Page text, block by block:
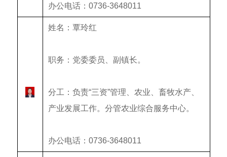
办公电话：0736-3648011
姓名：覃玲红
职务：党委委员、副镇长。
分工： 负责“三资”管理、 农业、畜牧水产、
产业发展工作。分管农业综合服务中心。
办公电话：0736-3648011